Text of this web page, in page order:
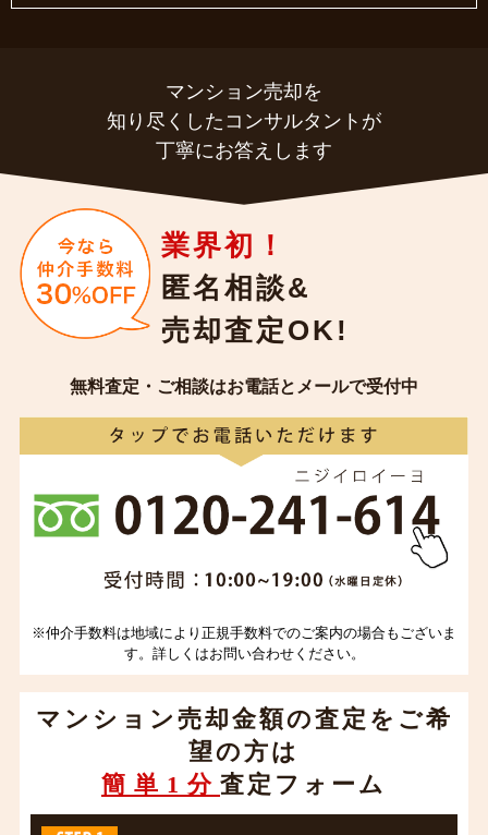
マンション売却を
知り尽くしたコンサルタントが
丁寧にお答えします
業界初！
匿名相談&
売却査定OK!
無料査定・ご相談はお電話とメールで受付中
※仲介手数料は地域により正規手数料でのご案内の場合もございま
す。詳しくはお問い合わせください。
マンション売却金額の査定をご希
望の方は
簡単1分 査定フォーム